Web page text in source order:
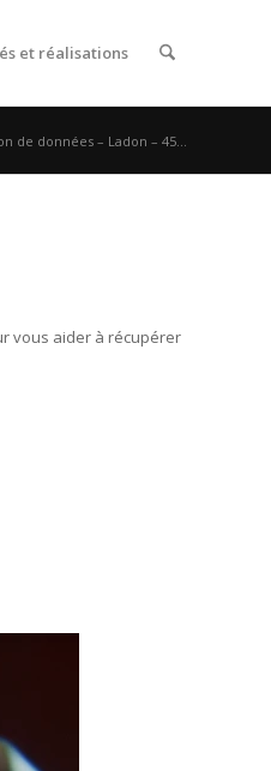
et réalisations
de données – Ladon – 45...
vous aider à récupérer